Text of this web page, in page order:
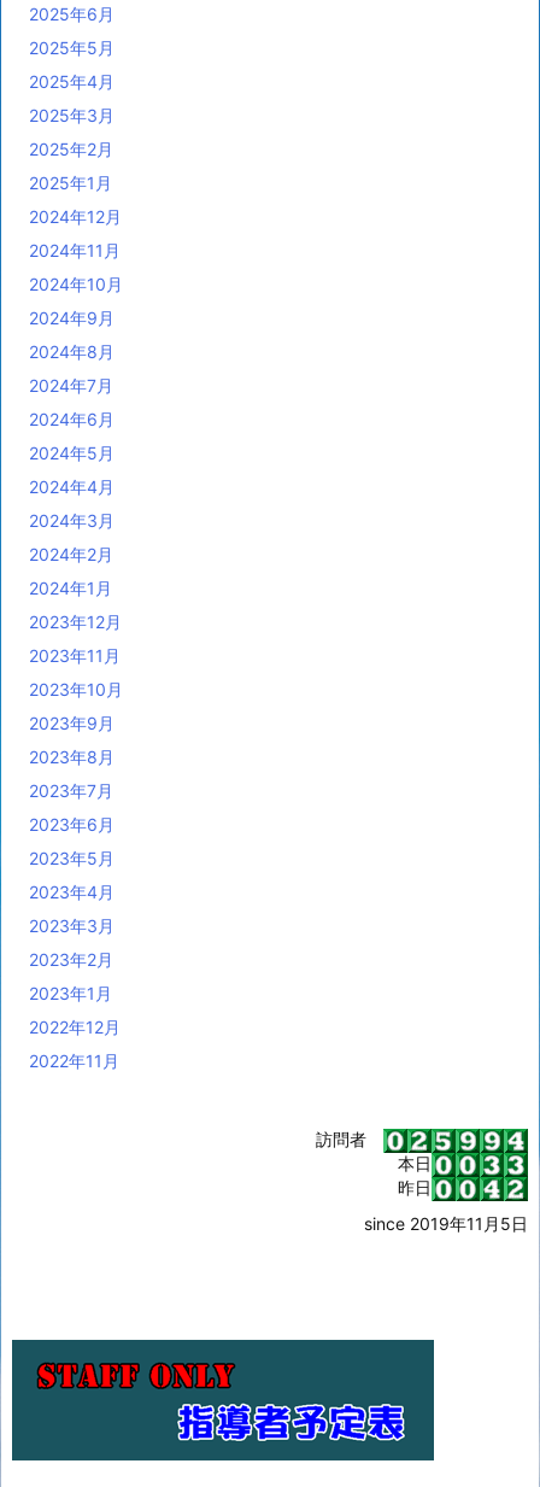
2025年6月
2025年5月
2025年4月
2025年3月
2025年2月
2025年1月
2024年12月
2024年11月
2024年10月
2024年9月
2024年8月
2024年7月
2024年6月
2024年5月
2024年4月
2024年3月
2024年2月
2024年1月
2023年12月
2023年11月
2023年10月
2023年9月
2023年8月
2023年7月
2023年6月
2023年5月
2023年4月
2023年3月
2023年2月
2023年1月
2022年12月
2022年11月
訪問者
本日
昨日
since 2019年11月5日